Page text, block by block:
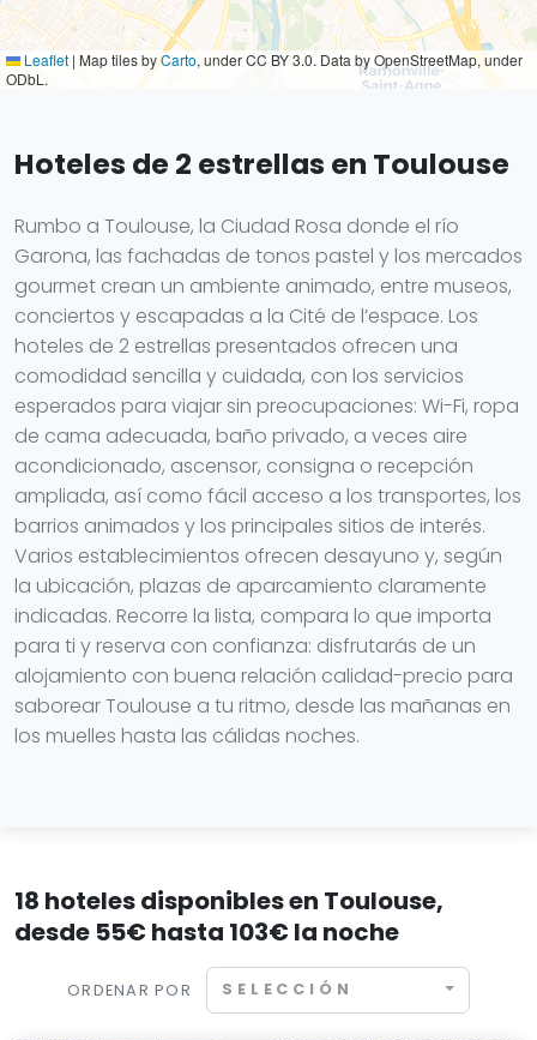
Leaflet | Map tiles byCarto, under CC BY 3.0. Data by OpenStreetMap, under
ODbL.
Hoteles de 2 estrellas en Toulouse
Rumbo a Toulouse, la Ciudad Rosa donde el río
Garona, las fachadas de tonos pastel y los mercados
gourmet crean un ambiente animado, entre museos,
conciertos y escapadas a la Cité de l’espace. Los
hoteles de 2 estrellas presentados ofrecen una
comodidad sencilla y cuidada, con los servicios
esperados para viajar sin preocupaciones: Wi-Fi, ropa
de cama adecuada, baño privado, a veces aire
acondicionado, ascensor, consigna o recepción
ampliada, así como fácil acceso a los transportes, los
barrios animados y los principales sitios de interés.
Varios establecimientos ofrecen desayuno y, según
la ubicación, plazas de aparcamiento claramente
indicadas. Recorre la lista, compara lo que importa
para ti y reserva con confianza: disfrutarás de un
alojamiento con buena relación calidad-precio para
saborear Toulouse a tu ritmo, desde las mañanas en
los muelles hasta las cálidas noches.
18 hoteles disponibles en Toulouse,
desde 55€ hasta 103€ la noche
ORDENAR POR SELECCIÓN